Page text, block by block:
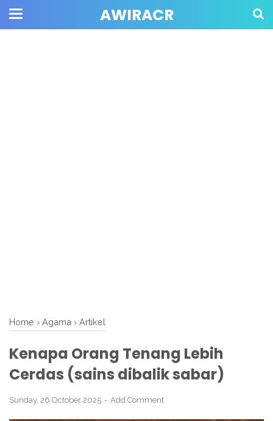
AWIRACR
Home › Agama › Artikel
Kenapa Orang Tenang Lebih
Cerdas (sains dibalik sabar)
Sunday, 26 October 2025 Add Comment